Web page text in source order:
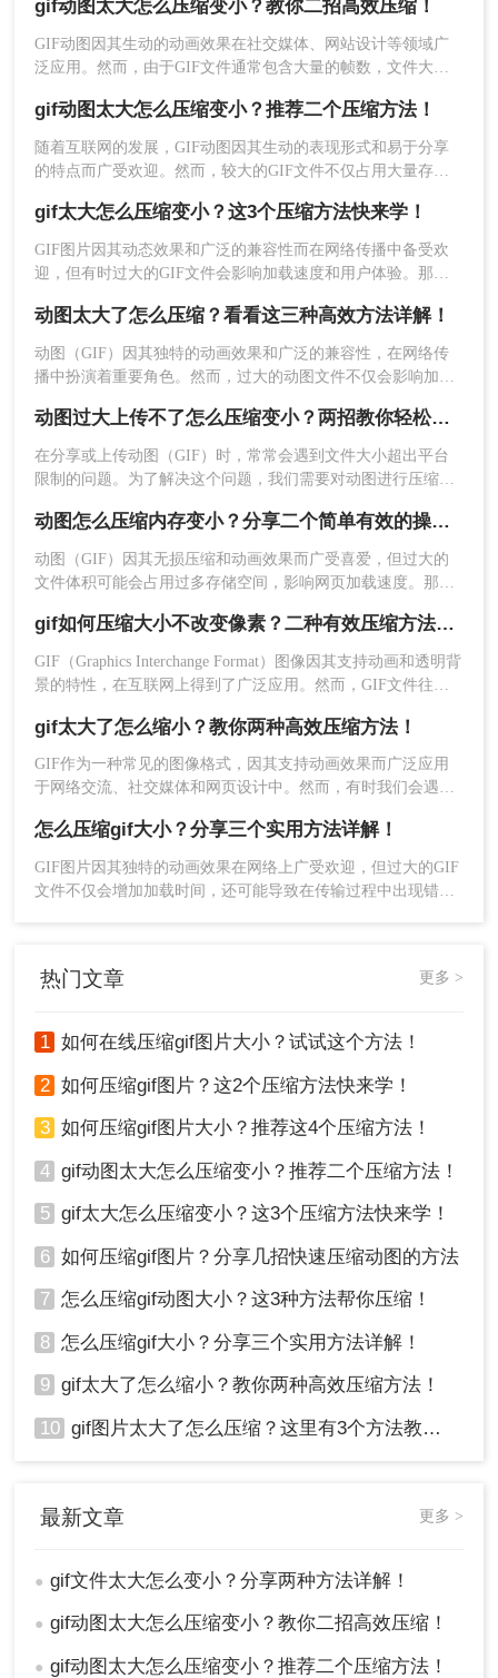
缺点：依赖于互联网连接；对于大型文件或批
量处理可能不够高效。
操作步骤：
1、打开在线GIF压缩网址：
https://pdftoword.55.la/gif-imgcompress/
2、点击选择文件上传要压缩的图片。
3、图片除了压缩之外还可以转换输出格式
哦，压缩程度也是可以调整的。
4、图片上传后点击开始转换。
5、压缩完成点击下载即可。
注意：确保上传的文件未设置密码保护。在线工具
的压缩效果可能受到网络状况和服务器性能的影
总结
以上就是gif文件太大怎么变小的方法介绍了，您可
以轻松地将过大的GIF文件变小，满足不同场景下的
存储和传输需求。在选择压缩方法时，请根据自己
方法，都应注意保护个人隐私和文件安全。
怎么变小呢？本文将介绍两种不同的方法来压缩GIF文件，使
其体积变得更小，同时尽量保持原有的动画效果。
gif动图太大怎么压缩变小？教你二招高效压缩！
GIF动图因其生动的动画效果在社交媒体、网站设计等领域广
泛应用。然而，由于GIF文件通常包含大量的帧数，文件大小
间的浪费。那么gif动图太大怎么压缩变小呢？本文将介绍两种
高效的GIF压缩方法，帮助你在不损失画质的前提下减小文件
大小。
gif动图太大怎么压缩变小？推荐二个压缩方法！
随着互联网的发展，GIF动图因其生动的表现形式和易于分享
的特点而广受欢迎。然而，较大的GIF文件不仅占用大量存储
大怎么压缩变小呢？为了帮助您更有效地管理这些动态图像，
本文将介绍两种不同的方法来压缩GIF文件，使其体积变得更
小，同时尽量保持原有的动画效果。
gif太大怎么压缩变小？这3个压缩方法快来学！
GIF图片因其动态效果和广泛的兼容性而在网络传播中备受欢
迎，但有时过大的GIF文件会影响加载速度和用户体验。那么
的方法，帮助读者轻松解决GIF文件过大的问题。
动图太大了怎么压缩？看看这三种高效方法详解！
动图（GIF）因其独特的动画效果和广泛的兼容性，在网络传
播中扮演着重要角色。然而，过大的动图文件不仅会影响加载
呢？本文将介绍三种动图压缩方法，旨在帮助你轻松减小动图
文件大小，同时尽量保持其视觉质量。
动图过大上传不了怎么压缩变小？两招教你轻松压缩！
在分享或上传动图（GIF）时，常常会遇到文件大小超出平台
限制的问题。为了解决这个问题，我们需要对动图进行压缩以
担心，本文将为你介绍两种简单有效的动图压缩方法，帮助你
轻松解决这一困扰。
动图怎么压缩内存变小？分享二个简单有效的操作方法！
动图（GIF）因其无损压缩和动画效果而广受喜爱，但过大的
文件体积可能会占用过多存储空间，影响网页加载速度。那么
法。
gif如何压缩大小不改变像素？二种有效压缩方法详解分享！
GIF（Graphics Interchange Format）图像因其支持动画和透明背
景的特性，在互联网上得到了广泛应用。然而，GIF文件往往
缩大小不改变像素呢？本文将介绍两种在不改变像素质量的前
提下压缩GIF文件大小的方法。
gif太大了怎么缩小？教你两种高效压缩方法！
GIF作为一种常见的图像格式，因其支持动画效果而广泛应用
于网络交流、社交媒体和网页设计中。然而，有时我们会遇到
可能影响加载速度和用户体验。那么gif太大了怎么缩小呢？本
文将介绍两种缩小GIF大小的有效方法。
怎么压缩gif大小？分享三个实用方法详解！
GIF图片因其独特的动画效果在网络上广受欢迎，但过大的GIF
文件不仅会增加加载时间，还可能导致在传输过程中出现错
热门文章 更多 >
1 如何在线压缩gif图片大小？试试这个方法！
2 如何压缩gif图片？这2个压缩方法快来学！
3 如何压缩gif图片大小？推荐这4个压缩方法！
4 gif动图太大怎么压缩变小？推荐二个压缩方法！
5 gif太大怎么压缩变小？这3个压缩方法快来学！
6 如何压缩gif图片？分享几招快速压缩动图的方法
7 怎么压缩gif动图大小？这3种方法帮你压缩！
8 怎么压缩gif大小？分享三个实用方法详解！
9 gif太大了怎么缩小？教你两种高效压缩方法！
10 gif图片太大了怎么压缩？这里有3个方法教你轻松压缩！
最新文章 更多 >
● gif文件太大怎么变小？分享两种方法详解！
● gif动图太大怎么压缩变小？教你二招高效压缩！
● gif动图太大怎么压缩变小？推荐二个压缩方法！